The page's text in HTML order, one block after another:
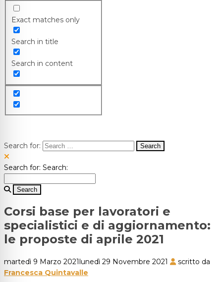
Exact matches only
Search in title
Search in content
Search for:
Search for: Search:
Corsi base per lavoratori e
specialistici e di aggiornamento:
le proposte di aprile 2021
martedì 9 Marzo 2021lunedì 29 Novembre 2021
scritto da
Francesca Quintavalle